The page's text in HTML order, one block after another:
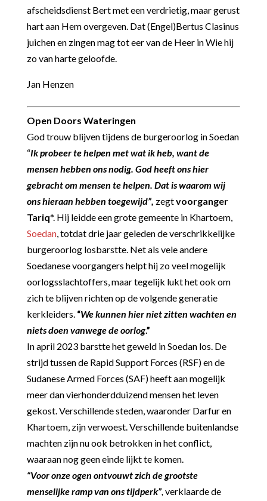
afscheidsdienst Bert met een verdrietig, maar gerust
hart aan Hem overgeven. Dat (Engel)Bertus Clasinus
juichen en zingen mag tot eer van de Heer in Wie hij
zo van harte geloofde.
Jan Henzen
Open Doors Wateringen
God trouw blijven tijdens de burgeroorlog in Soedan
“Ik probeer te helpen met wat ik heb, want de
mensen hebben ons nodig. God heeft ons hier
gebracht om mensen te helpen. Dat is waarom wij
ons hieraan hebben toegewijd”, zegtvoorganger
Tariq*. Hij leidde een grote gemeente in Khartoem,
Soedan, totdat drie jaar geleden de verschrikkelijke
burgeroorlog losbarstte. Net als vele andere
Soedanese voorgangers helpt hij zo veel mogelijk
oorlogsslachtoffers, maar tegelijk lukt het ook om
zich te blijven richten op de volgende generatie
kerkleiders. “We kunnen hier niet zitten wachten en
niets doen vanwege de oorlog.”
In april 2023 barstte het geweld in Soedan los. De
strijd tussen de Rapid Support Forces (RSF) en de
Sudanese Armed Forces (SAF) heeft aan mogelijk
meer dan vierhonderdduizend mensen het leven
gekost. Verschillende steden, waaronder Darfur en
Khartoem, zijn verwoest. Verschillende buitenlandse
machten zijn nu ook betrokken in het conflict,
waaraan nog geen einde lijkt te komen.
“Voor onze ogen ontvouwt zich de grootste
menselijke ramp van ons tijdperk”,verklaarde de